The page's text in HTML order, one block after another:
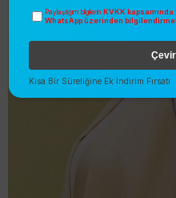
Paylaştığım bilgilerin KVKK kapsamında
WhatsApp üzerinden
Kısa Bir Süreliğine Ek İndirim Fırsatı